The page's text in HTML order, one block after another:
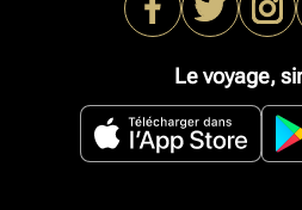
Le voyage,